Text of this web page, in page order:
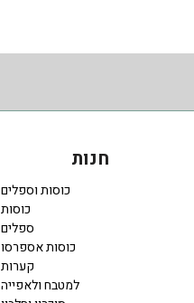
חנות
כוסות וספלים
כוסות
ספלים
כוסות אספרסו
קערות
למטבח ולאפייה